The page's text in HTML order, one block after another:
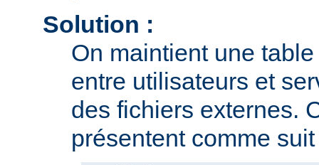
Solution :
On maintient une
entre utilisateurs et
des fichiers externes.
présentent comme